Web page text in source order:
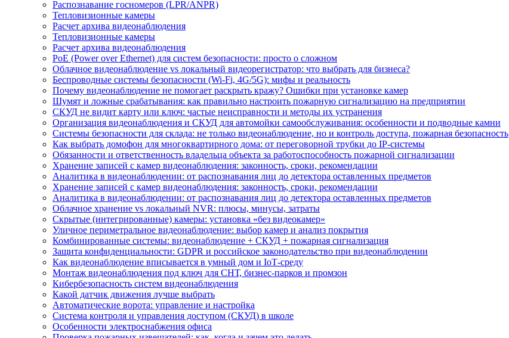
Распознавание госномеров (LPR/ANPR)
Тепловизионные камеры
Расчет архива видеонаблюдения
Тепловизионные камеры
Расчет архива видеонаблюдения
PoE (Power over Ethernet) для систем безопасности: просто о сложном
Облачное видеонаблюдение vs локальный видеорегистратор: что выбрать для бизнеса?
Беспроводные системы безопасности (Wi-Fi, 4G/5G): мифы и реальность
Почему видеонаблюдение не помогает раскрыть кражу? Ошибки при установке камер
Шумят и ложные срабатывания: как правильно настроить пожарную сигнализацию на предприятии
СКУД не видит карту или ключ: частые неисправности и методы их устранения
Организация видеонаблюдения и СКУД для автомойки самообслуживания: особенности и подводные камни
Системы безопасности для склада: не только видеонаблюдение, но и контроль доступа, пожарная безопасность
Как выбрать домофон для многоквартирного дома: от переговорной трубки до IP-системы
Обязанности и ответственность владельца объекта за работоспособность пожарной сигнализации
Хранение записей с камер видеонаблюдения: законность, сроки, рекомендации
Аналитика в видеонаблюдении: от распознавания лиц до детектора оставленных предметов
Хранение записей с камер видеонаблюдения: законность, сроки, рекомендации
Аналитика в видеонаблюдении: от распознавания лиц до детектора оставленных предметов
Облачное хранение vs локальный NVR: плюсы, минусы, затраты
Скрытые (интегрированные) камеры: установка «без видеокамер»
Уличное периметральное видеонаблюдение: выбор камер и анализ покрытия
Комбинированные системы: видеонаблюдение + СКУД + пожарная сигнализация
Защита конфиденциальности: GDPR и российское законодательство при видеонаблюдении
Как видеонаблюдение вписывается в умный дом и IoT‑среду
Монтаж видеонаблюдения под ключ для СНТ, бизнес‑парков и промзон
Кибербезопасность систем видеонаблюдения
Какой датчик движения лучше выбрать
Автоматические ворота: управление и настройка
Система контроля и управления доступом (СКУД) в школе
Особенности электроснабжения офиса